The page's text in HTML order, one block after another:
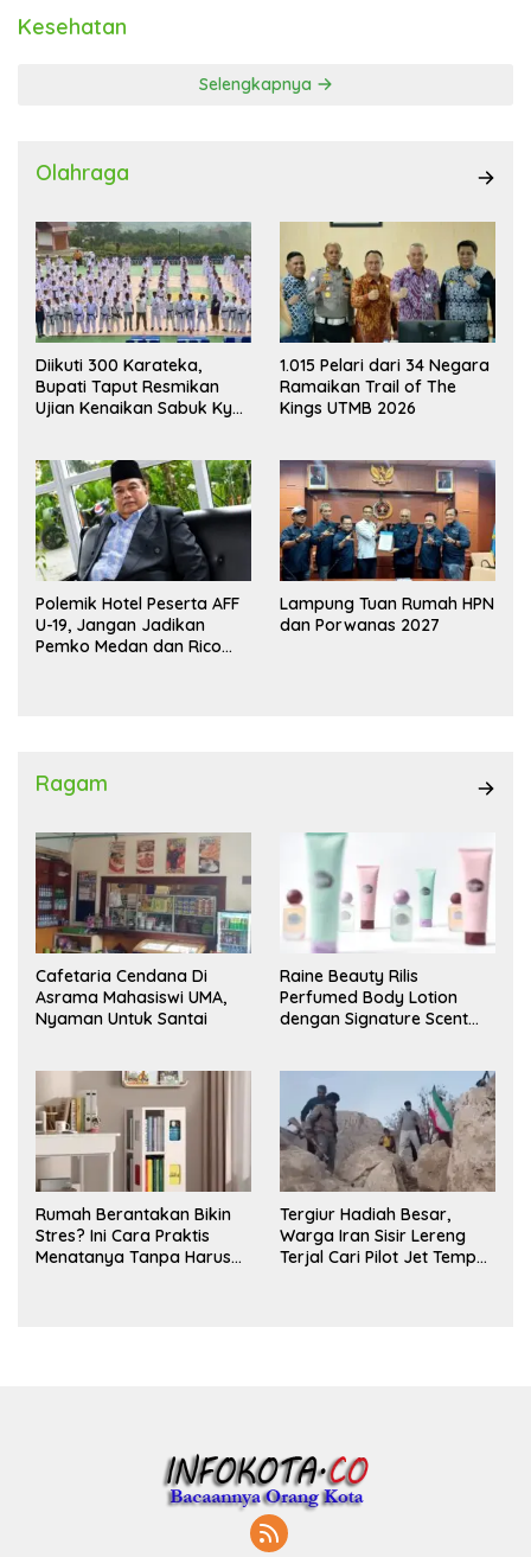
Kesehatan
Selengkapnya
Olahraga
Diikuti 300 Karateka,
Bupati Taput Resmikan
Ujian Kenaikan Sabuk Kyu
1.015 Pelari dari 34 Negara
Ramaikan Trail of The
Kings UTMB 2026
Polemik Hotel Peserta AFF
U-19, Jangan Jadikan
Pemko Medan dan Rico
Lampung Tuan Rumah HPN
dan Porwanas 2027
Ragam
Cafetaria Cendana Di
Asrama Mahasiswi UMA,
Nyaman Untuk Santai
Raine Beauty Rilis
Perfumed Body Lotion
dengan Signature Scent
Rumah Berantakan Bikin
Stres? Ini Cara Praktis
Menatanya Tanpa Harus
Tergiur Hadiah Besar,
Warga Iran Sisir Lereng
Terjal Cari Pilot Jet Tempur